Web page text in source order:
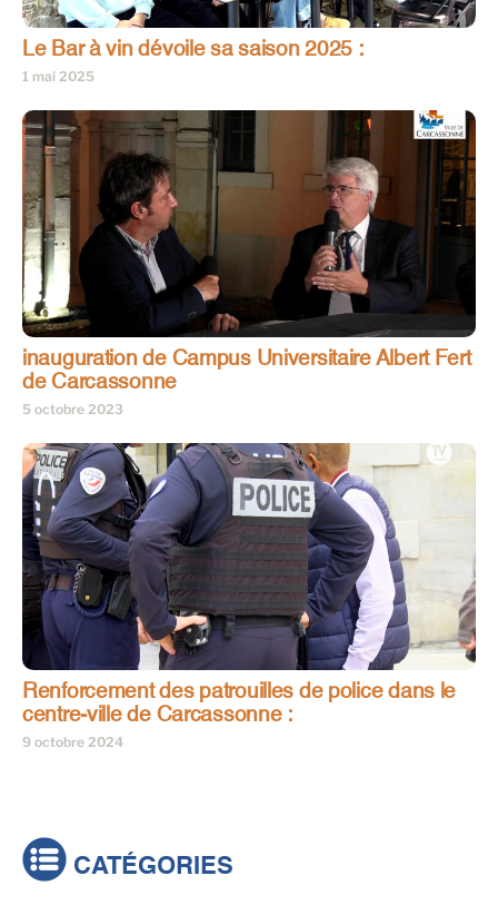
Le Bar à vin dévoile sa saison 2025 :
1 mai 2025
inauguration de Campus Universitaire Albert Fert
de Carcassonne
5 octobre 2023
Renforcement des patrouilles de police dans le
centre-ville de Carcassonne :
9 octobre 2024
CATÉGORIES